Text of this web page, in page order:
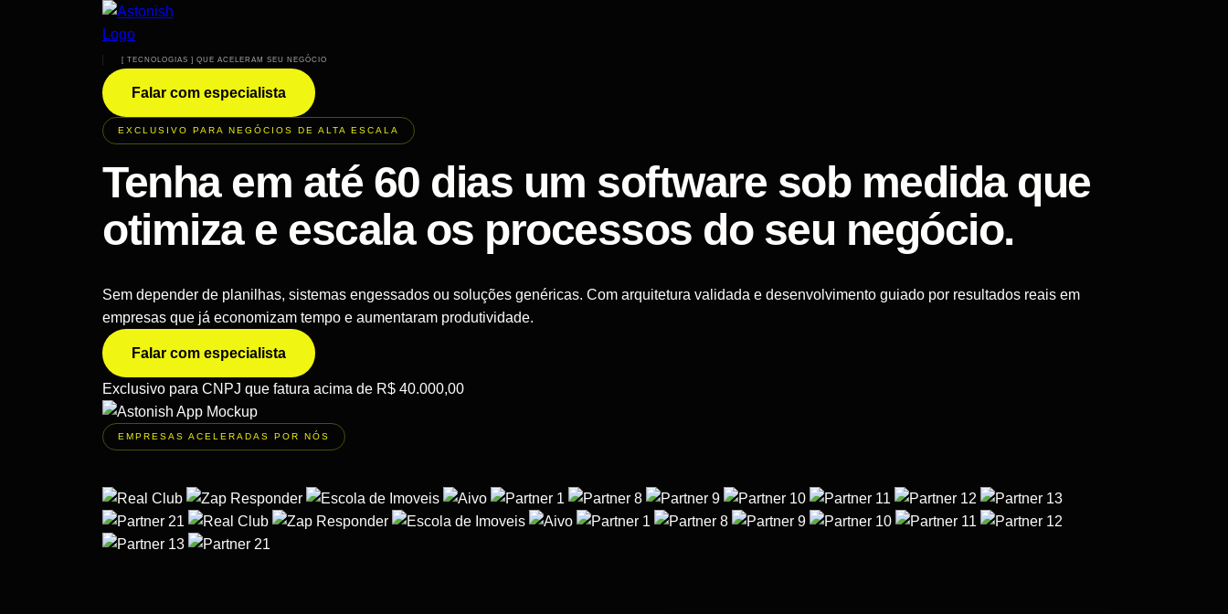
[ TECNOLOGIAS ] QUE ACELERAM SEU NEGÓCIO
Falar com especialista
EXCLUSIVO PARA NEGÓCIOS DE ALTA ESCALA
Tenha em até 60 dias um software sob medida que
otimiza e escala os processos do seu negócio.
Sem depender de planilhas, sistemas engessados ou soluções genéricas. Com arquitetura validada e desenvolvimento guiado por resultados reais em
empresas que já economizam tempo e aumentaram produtividade.
Falar com especialista
Exclusivo para CNPJ que fatura acima de R$ 40.000,00
EMPRESAS ACELERADAS POR NÓS